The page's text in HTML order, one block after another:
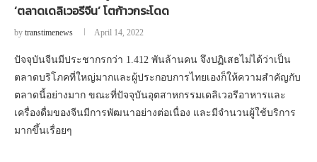
‘ตลาดเดลิเวอรีจีน’ โตก้าวกระโดด
by transtimenews April 14, 2022
ปัจจุบันจีนมีประชากรกว่า 1.412 พันล้านคน จึงปฏิเสธไม่ได้ว่าเป็น
ตลาดบริโภคที่ใหญ่มากและผู้ประกอบการไทยเองก็ให้ความสำคัญกับ
ตลาดนี้อย่างมาก ขณะที่ปัจจุบันอุตสาหกรรมเดลิเวอรีอาหารและ
เครื่องดื่มของจีนมีการพัฒนาอย่างต่อเนื่อง และมีจำนวนผู้ใช้บริการ
มากขึ้นเรื่อยๆ